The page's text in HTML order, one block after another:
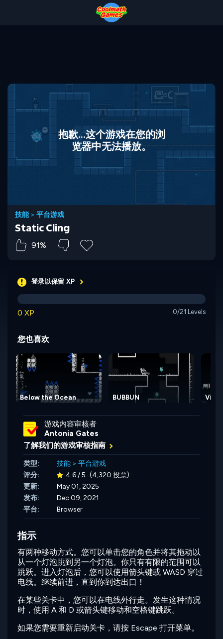
抱歉...这个游戏在您的浏
览器中无法播放。
技能> 平台游戏
Static Cling
91%
登录以保留 XP
0 XP 0/21 Levels
您也喜欢
Below the Ocean BUBBUN
游戏内容审核者
Antonia Gates
了解我们的游戏审核指南
类型: 技能 > 平台游戏
评分:
4.6 / 5 (4,320 投票)
更新:
May 01, 2025
发布:
Dec 09, 2021
平台:
Browser
指示
有两种移动方式。您可以单击您的角色并将其拖动以
从一个灯泡跳到另一个灯泡。你只有有限的范围可以
跳跃。进入灯泡后，您可以使用箭头键或 WASD 穿过
电线。继续前进，直到你到达出口！
在某些关卡中，您可以在电线外行走。发生这种情况
时，使用 A 和 D 或箭头键移动和空格键跳跃。
如果您需要重新启动关卡，请按 Escape 打开菜单。